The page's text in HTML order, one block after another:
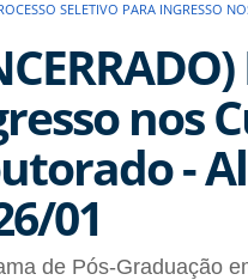
SELETIVO PARA INGRESSO
nos
-
01
de Pós-Graduação